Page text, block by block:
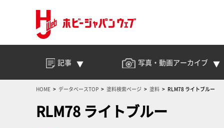
記事 写真・動画アーカイブ
HOME データベースTOP 塗料検索ページ 塗料 RLM78 ライトブルー
RLM78 ライトブルー